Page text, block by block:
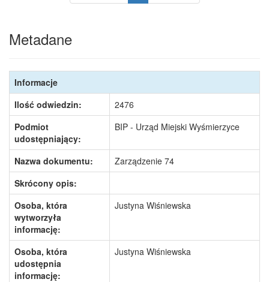
Metadane
Informacje
Ilość odwiedzin:
2476
Podmiot
udostępniający:
BIP - Urząd Miejski Wyśmierzyce
Nazwa dokumentu:
Zarządzenie 74
Skrócony opis:
Osoba, która
wytworzyła
informację:
Justyna Wiśniewska
Osoba, która
udostępnia
informację:
Justyna Wiśniewska